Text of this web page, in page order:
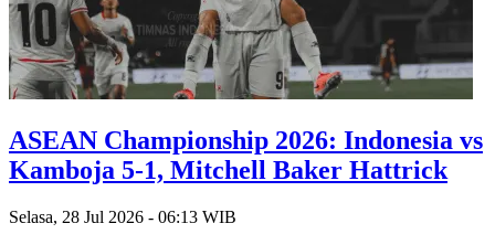
ASEAN Championship 2026: Indonesia vs
Kamboja 5-1, Mitchell Baker Hattrick
Selasa, 28 Jul 2026 - 06:13 WIB